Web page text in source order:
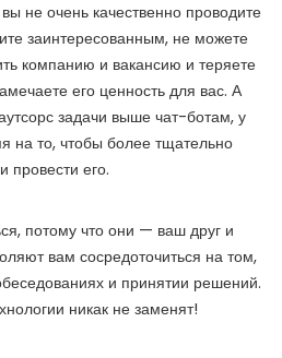
не очень качественно проводите
заинтересованным, не можете
компанию и вакансию и теряете
его ценность для вас. А
задачи выше чат-ботам, у
на то, чтобы более тщательно
провести его.
потому что они — ваш друг и
вам сосредоточиться на том,
и принятии решений.
никак не заменят!